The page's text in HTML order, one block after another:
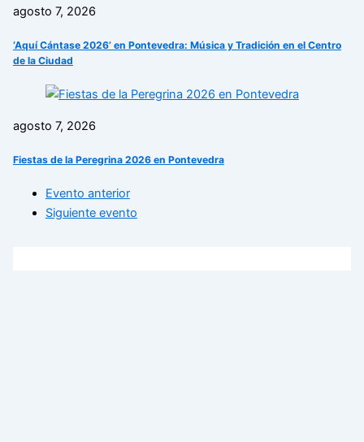
agosto 7, 2026
‘Aquí Cántase 2026’ en Pontevedra: Música y Tradición en el Centro
de la Ciudad
agosto 7, 2026
Fiestas de la Peregrina 2026 en Pontevedra
Evento anterior
Siguiente evento